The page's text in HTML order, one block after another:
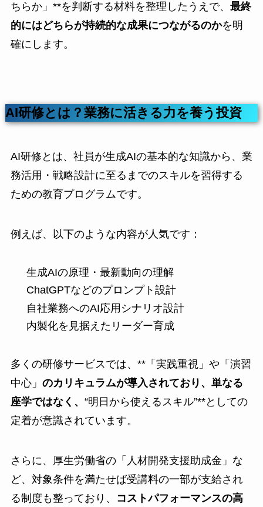
ちらか」**を判断する材料を整理したうえで、 最終
的にはどちらが持続的な成果につながるのかを明
確にします。
AI研修とは？業務に活きる力を養う投資
AI研修とは、社員が生成AIの基本的な知識から、業
務活用・戦略設計に至るまでのスキルを習得する
ための教育プログラムです。
例えば、以下のような内容が人気です：
生成AIの原理・最新動向の理解
ChatGPTなどのプロンプト設計
自社業務へのAI応用シナリオ設計
内製化を見据えたリーダー育成
多くの研修サービスでは、**「実践重視」や「演習
中心」 のカリキュラムが導入されており、単なる
座学ではなく、 “明日から使えるスキル”**としての
定着が意識されています。
さらに、厚生労働省の「人材開発支援助成金」な
ど、対象条件を満たせば受講料の一部が支給され
る制度も整っており、
コストパフォーマンスの高